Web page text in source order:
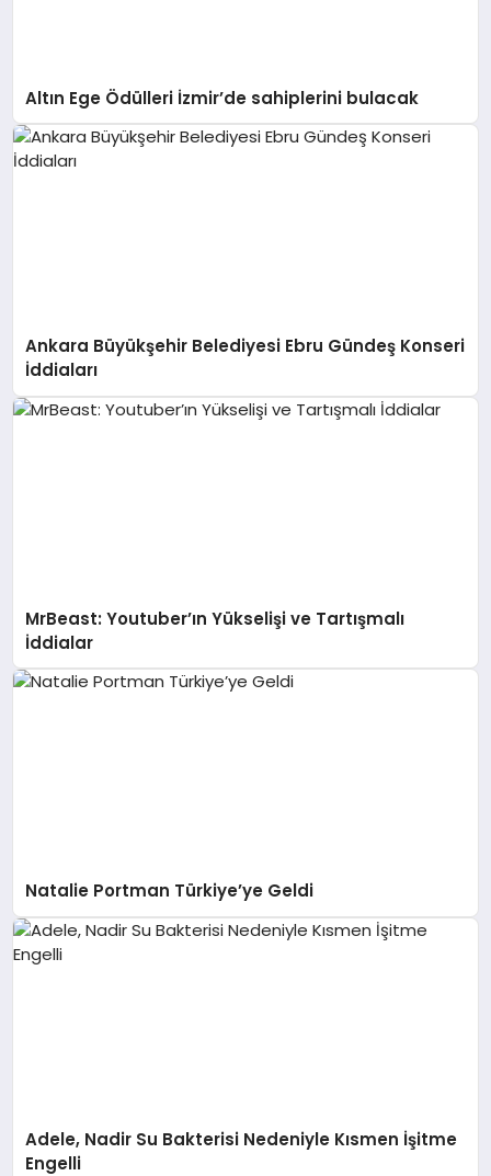
Altın Ege Ödülleri İzmir’de sahiplerini bulacak
Ankara Büyükşehir Belediyesi Ebru Gündeş Konseri
İddiaları
MrBeast: Youtuber’ın Yükselişi ve Tartışmalı
İddialar
Natalie Portman Türkiye’ye Geldi
Adele, Nadir Su Bakterisi Nedeniyle Kısmen İşitme
Engelli